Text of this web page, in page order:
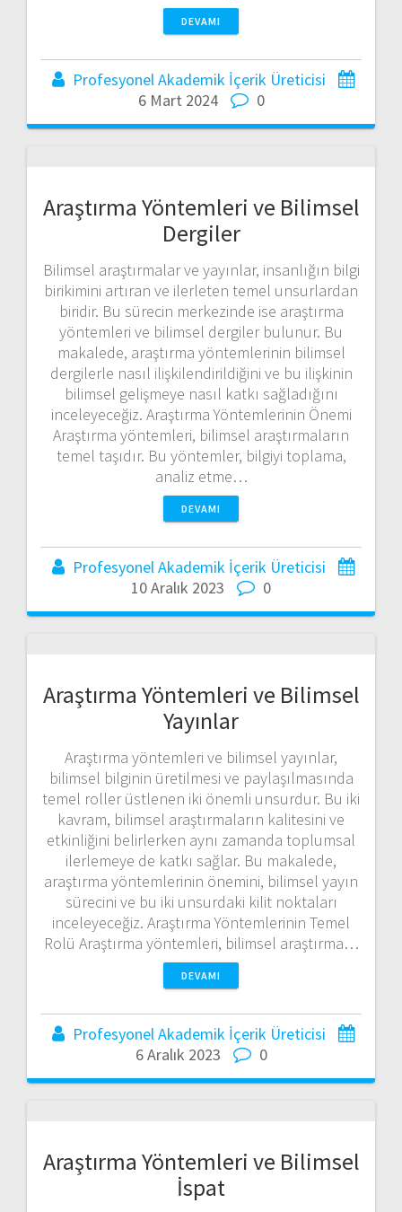
DEVAMI
Profesyonel Akademik İçerik Üreticisi
6 Mart 2024
0
Araştırma Yöntemleri ve Bilimsel
Dergiler
Bilimsel araştırmalar ve yayınlar, insanlığın bilgi
birikimini artıran ve ilerleten temel unsurlardan
biridir. Bu sürecin merkezinde ise araştırma
yöntemleri ve bilimsel dergiler bulunur. Bu
makalede, araştırma yöntemlerinin bilimsel
dergilerle nasıl ilişkilendirildiğini ve bu ilişkinin
bilimsel gelişmeye nasıl katkı sağladığını
inceleyeceğiz. Araştırma Yöntemlerinin Önemi
Araştırma yöntemleri, bilimsel araştırmaların
temel taşıdır. Bu yöntemler, bilgiyi toplama,
analiz etme…
DEVAMI
Profesyonel Akademik İçerik Üreticisi
10 Aralık 2023
0
Araştırma Yöntemleri ve Bilimsel
Yayınlar
Araştırma yöntemleri ve bilimsel yayınlar,
bilimsel bilginin üretilmesi ve paylaşılmasında
temel roller üstlenen iki önemli unsurdur. Bu iki
kavram, bilimsel araştırmaların kalitesini ve
etkinliğini belirlerken aynı zamanda toplumsal
ilerlemeye de katkı sağlar. Bu makalede,
araştırma yöntemlerinin önemini, bilimsel yayın
sürecini ve bu iki unsurdaki kilit noktaları
inceleyeceğiz. Araştırma Yöntemlerinin Temel
Rolü Araştırma yöntemleri, bilimsel araştırma…
DEVAMI
Profesyonel Akademik İçerik Üreticisi
6 Aralık 2023
0
Araştırma Yöntemleri ve Bilimsel
İspat